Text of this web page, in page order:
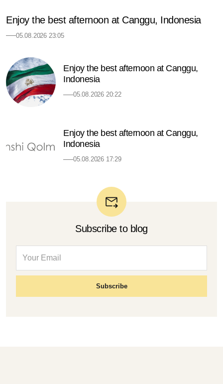
Enjoy the best afternoon at Canggu, Indonesia
05.08.2026 23:05
Enjoy the best afternoon at Canggu,
Indonesia
05.08.2026 20:22
Enjoy the best afternoon at Canggu,
Indonesia
05.08.2026 17:29
Subscribe to blog